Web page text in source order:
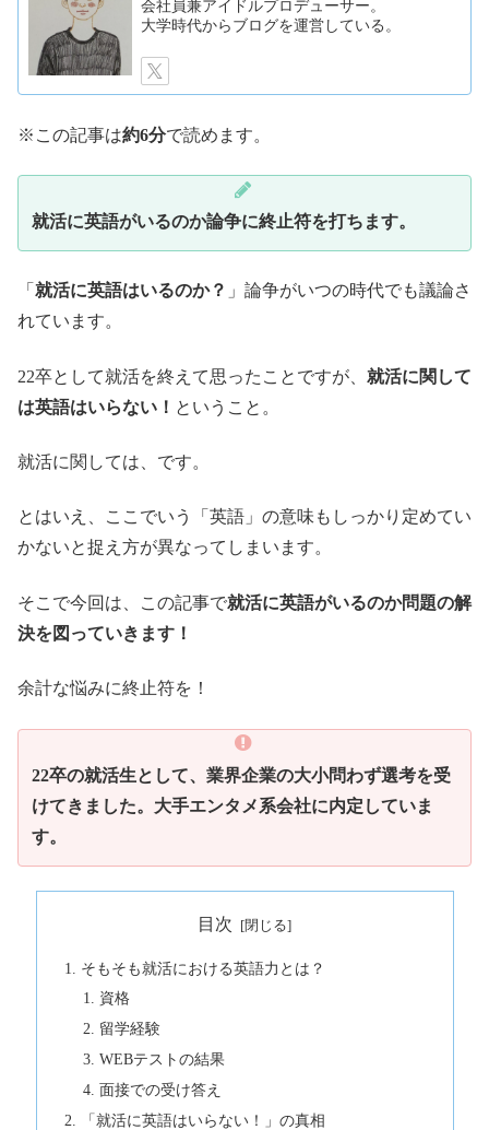
会社員兼アイドルプロデューサー。
大学時代からブログを運営している。
※この記事は約6分で読めます。
就活に英語がいるのか論争に終止符を打ちます。
「 就活に英語はいるのか？ 」論争がいつの時代でも議論さ
れています。
22卒として就活を終えて思ったことですが、 就活に関して
は英語はいらない！ ということ。
就活に関しては、です。
とはいえ、ここでいう「英語」の意味もしっかり定めてい
かないと捉え方が異なってしまいます。
そこで今回は、この記事で就活に英語がいるのか問題の解
決を図っていきます！
余計な悩みに終止符を！
22卒の就活生として、業界企業の大小問わず選考を受
けてきました。大手エンタメ系会社に内定していま
す。
目次
そもそも就活における英語力とは？
資格
留学経験
WEBテストの結果
面接での受け答え
「就活に英語はいらない！」の真相